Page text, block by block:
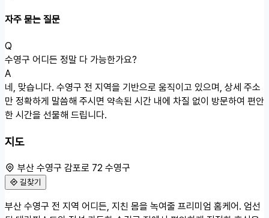
자주 묻는 질문
Q
수영구 어디든 정말 다 가능한가요?
A
네, 맞습니다. 수영구 전 지역을 기반으로 움직이고 있으며, 상세 주소
만 정확하게 말씀해 주시면 약속된 시간 내에 차질 없이 방문하여 편안
한 시간을 선물해 드립니다.
지도
부산 수영구 감포로 72 수영구
길찾기
부산 수영구 감포로 72
부산 수영구 전 지역 어디든, 지친 몸을 녹여줄 프리미엄 홈케어. 엄선